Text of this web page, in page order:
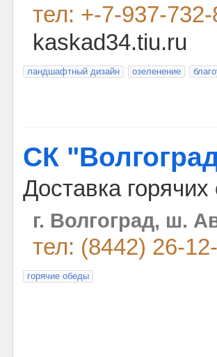
тел: +-7-937-
kaskad34.tiu.ru
ландшафтный дизайн озеленение
СК
Доставка
г. Волгоград, ш.
тел: (8442) 26-
горячие обеды